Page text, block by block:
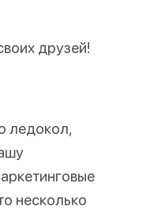
друзей!
ледокол,
несколько